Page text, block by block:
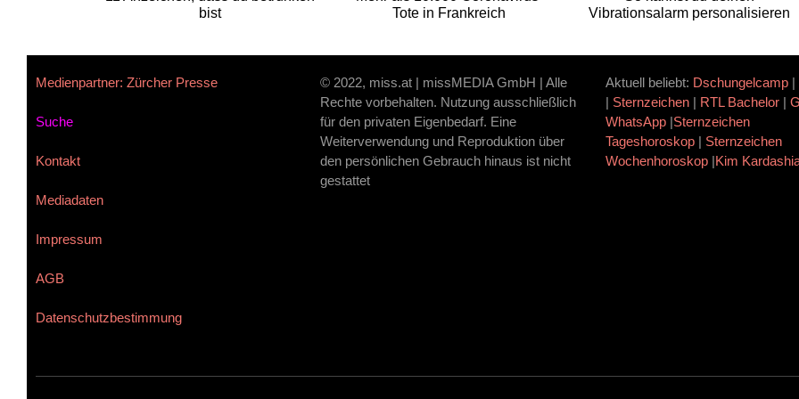
bist
Tote in Frankreich
Vibrationsalarm personalisieren
Medienpartner: Zürcher Presse
Suche
Kontakt
Mediadaten
Impressum
AGB
Datenschutzbestimmung
© 2022, miss.at | missMEDIA GmbH | Alle
Rechte vorbehalten. Nutzung ausschließlich
für den privaten Eigenbedarf. Eine
Weiterverwendung und Reproduktion über
den persönlichen Gebrauch hinaus ist nicht
gestattet
Aktuell beliebt: Dschungelcamp|
| Sternzeichen| RTL Bachelor|
WhatsApp|Sternzeichen
Tageshoroskop| Sternzeichen
Wochenhoroskop|Kim